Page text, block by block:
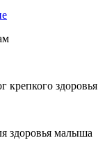
крепкого здоровья
здоровья малыша